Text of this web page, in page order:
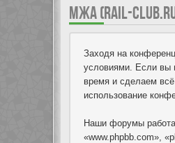
МЖА (RAIL-
Заходя на
условиями. Если вы
время и сделаем
использование
Наши форумы
«www.phpbb.com»,